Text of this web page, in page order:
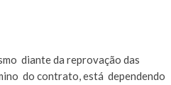
diante da reprovação das
do contrato, está dependendo